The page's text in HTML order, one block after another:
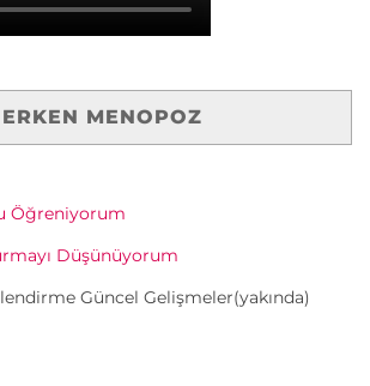
ERKEN MENOPOZ
Öğreniyorum
Düşünüyorum
Güncel Gelişmeler(yakında)